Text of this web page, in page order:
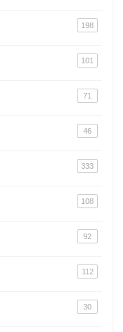
198
101
71
46
333
108
92
112
30